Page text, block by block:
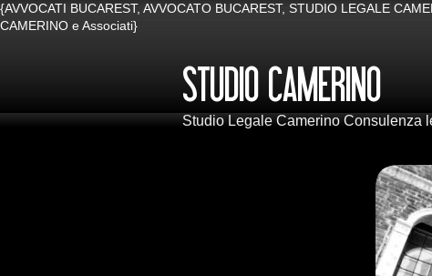
{AVVOCATI BUCAREST, AVVOCATO BUCAREST, STUDIO LEGALE
CAMERINO e Associati}
Studio Legale Camerino Consulenza